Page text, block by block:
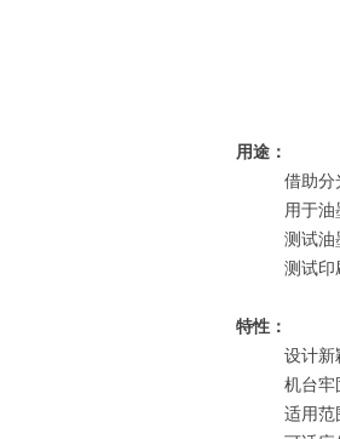
用途：
借助分
用于油
测试油
测试印
特性：
设计新
机台牢
适用范